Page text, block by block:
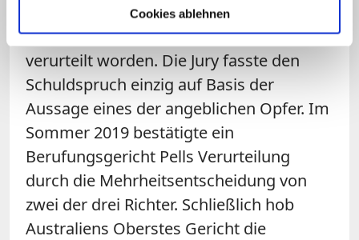
Cookies ablehnen
Vorwurfs sexuellen Missbrauchs von
zwei Chorknaben zu sechs Jahren Haft
verurteilt worden. Die Jury fasste den
Schuldspruch einzig auf Basis der
Aussage eines der angeblichen Opfer. Im
Sommer 2019 bestätigte ein
Berufungsgericht Pells Verurteilung
durch die Mehrheitsentscheidung von
zwei der drei Richter. Schließlich hob
Australiens Oberstes Gericht die